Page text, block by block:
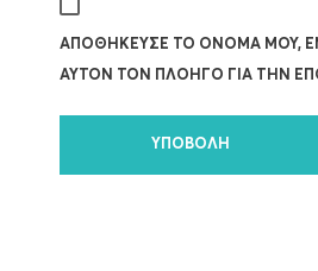
ΑΠΟΘΉΚΕΥΣΕ ΤΟ ΌΝΟΜΆ ΜΟΥ,
ΑΥΤΌΝ ΤΟΝ ΠΛΟΗΓΌ ΓΙΑ ΤΗΝ